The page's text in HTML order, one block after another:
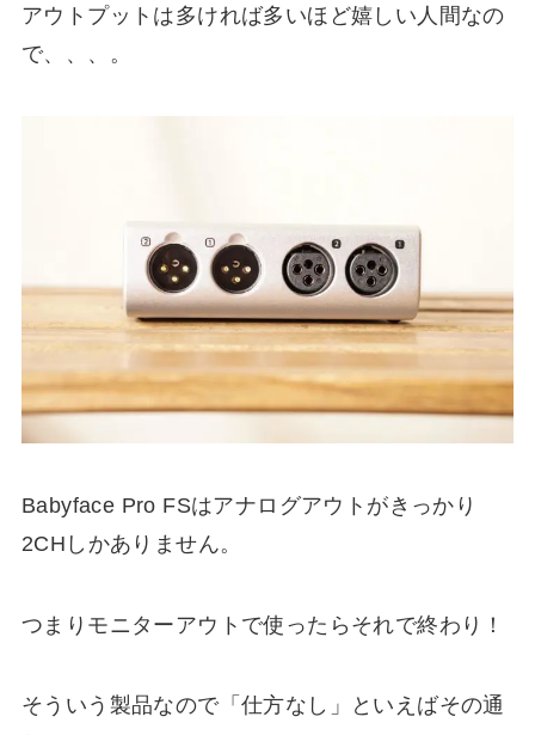
アウトプットは多ければ多いほど嬉しい人間なの
で、、、。
Babyface Pro FSはアナログアウトがきっかり
2CHしかありません。
つまりモニターアウトで使ったらそれで終わり！
そういう製品なので「仕方なし」といえばその通